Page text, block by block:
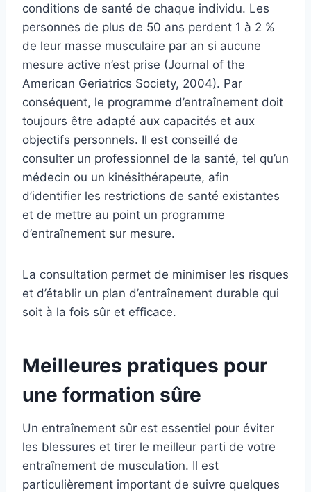
conditions de santé de chaque individu. Les
personnes de plus de 50 ans perdent 1 à 2 %
de leur masse musculaire par an si aucune
mesure active n’est prise (Journal of the
American Geriatrics Society, 2004). Par
conséquent, le programme d’entraînement doit
toujours être adapté aux capacités et aux
objectifs personnels. Il est conseillé de
consulter un professionnel de la santé, tel qu’un
médecin ou un kinésithérapeute, afin
d’identifier les restrictions de santé existantes
et de mettre au point un programme
d’entraînement sur mesure.
La consultation permet de minimiser les risques
et d’établir un plan d’entraînement durable qui
soit à la fois sûr et efficace.
Meilleures pratiques pour
une formation sûre
Un entraînement sûr est essentiel pour éviter
les blessures et tirer le meilleur parti de votre
entraînement de musculation. Il est
particulièrement important de suivre quelques